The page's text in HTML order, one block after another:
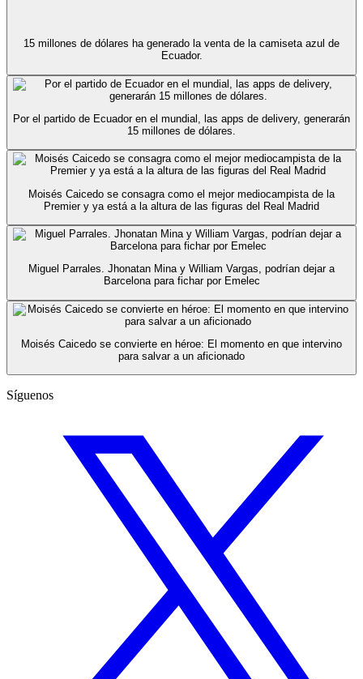
15 millones de dólares ha generado la venta de la camiseta azul de
Ecuador.
Por el partido de Ecuador en el mundial, las apps de delivery, generarán
15 millones de dólares.
Moisés Caicedo se consagra como el mejor mediocampista de la
Premier y ya está a la altura de las figuras del Real Madrid
Miguel Parrales. Jhonatan Mina y William Vargas, podrían dejar a
Barcelona para fichar por Emelec
Moisés Caicedo se convierte en héroe: El momento en que intervino
para salvar a un aficionado
Síguenos